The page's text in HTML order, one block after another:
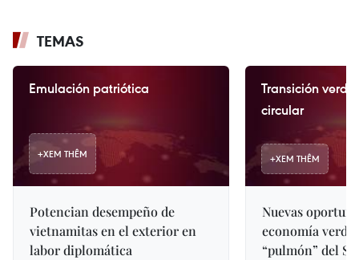
TEMAS
Emulación patriótica
+XEM THÊM
Potencian desempeño de
vietnamitas en el exterior en
labor diplomática
Transición
circular
+XEM THÊM
Nuevas
economía verde
“pulmón” del